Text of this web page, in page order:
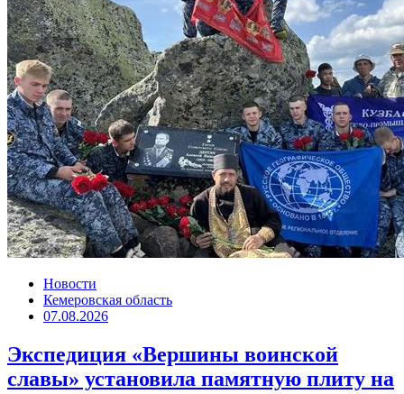
Новости
Кемеровская область
07.08.2026
Экспедиция «Вершины воинской
славы» установила памятную плиту на